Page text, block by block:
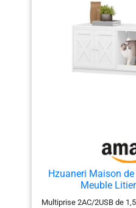
de petite maison pour
sa finition effet bois en
Solide et durable :
cette maison de toilettes
pour durer. Le plateau
pour vous accompagner,
Hzuaneri Maison
Meuble
Multiprise 2AC/2USB de